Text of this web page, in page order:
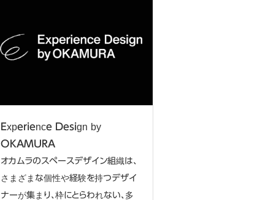
Experience Design by
OKAMURA
オカムラのスペースデザイン組織は、
さまざまな個性や経験を持つデザイ
ナーが集まり、枠にとらわれない、多